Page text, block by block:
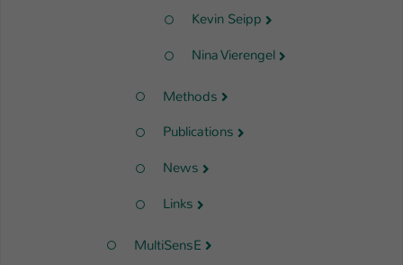
Kevin Seipp
Nina Vierengel
Methods
Publications
News
Links
MultiSensE